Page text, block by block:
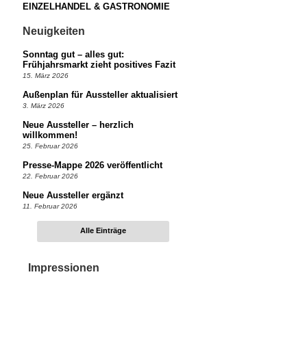
EINZELHANDEL & GASTRONOMIE
Neuigkeiten
Sonntag gut – alles gut:
Frühjahrsmarkt zieht positives Fazit
15. März 2026
Außenplan für Aussteller aktualisiert
3. März 2026
Neue Aussteller – herzlich
willkommen!
25. Februar 2026
Presse-Mappe 2026 veröffentlicht
22. Februar 2026
Neue Aussteller ergänzt
11. Februar 2026
Alle Einträge
Impressionen